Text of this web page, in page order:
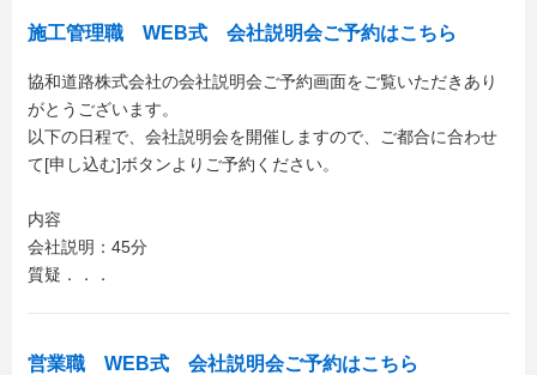
施工管理職 WEB式 会社説明会ご予約はこちら
協和道路株式会社の会社説明会ご予約画面をご覧いただきあり
がとうございます。
以下の日程で、会社説明会を開催しますので、ご都合に合わせ
て[申し込む]ボタンよりご予約ください。
内容
会社説明：45分
質疑．．．
営業職 WEB式 会社説明会ご予約はこちら